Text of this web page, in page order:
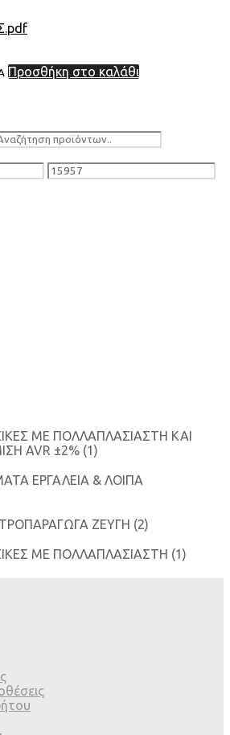
Προσθήκη στο καλάθι
ΜΕ ΠΟΛΛΑΠΛΑΣΙΑΣΤΗ ΚΑΙ
AVR ±2% (1)
ΕΡΓΑΛΕΙΑ & ΛΟΙΠΑ
ΖΕΥΓΗ (2)
ΜΕ ΠΟΛΛΑΠΛΑΣΙΑΣΤΗ (1)